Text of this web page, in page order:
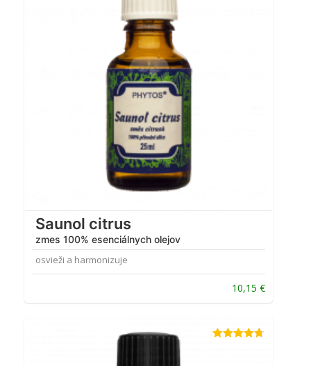
Saunol citrus
zmes 100% esenciálnych olejov
osvieži a harmonizuje
10,15 €